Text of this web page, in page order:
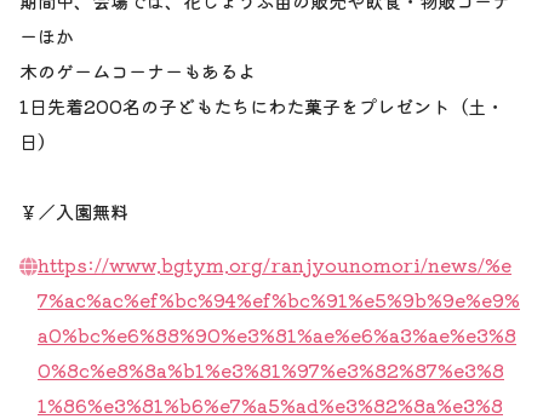
ーほか
木のゲームコーナーもあるよ
1日先着200名の子どもたちにわた菓子をプレゼント（土・
日）
￥／入園無料
https://www.bgtym.org/ranjyounomori/news/%e
7%ac%ac%ef%bc%94%ef%bc%91%e5%9b%9e%e9%
a0%bc%e6%88%90%e3%81%ae%e6%a3%ae%e3%8
0%8c%e8%8a%b1%e3%81%97%e3%82%87%e3%8
1%86%e3%81%b6%e7%a5%ad%e3%82%8a%e3%8